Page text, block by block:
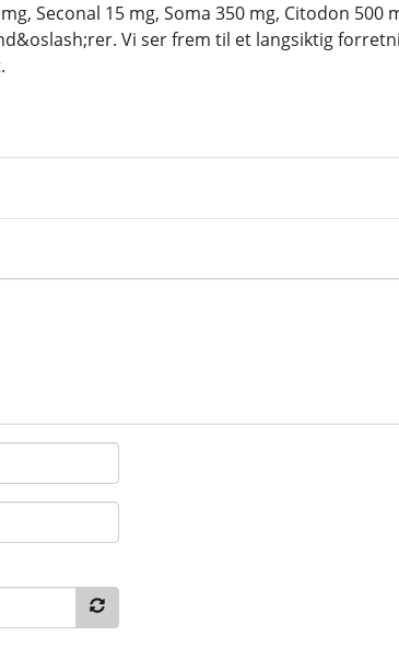
mg, Seconal 15 mg, Soma 350 mg, Citodon
Vi ser frem til et langsiktig